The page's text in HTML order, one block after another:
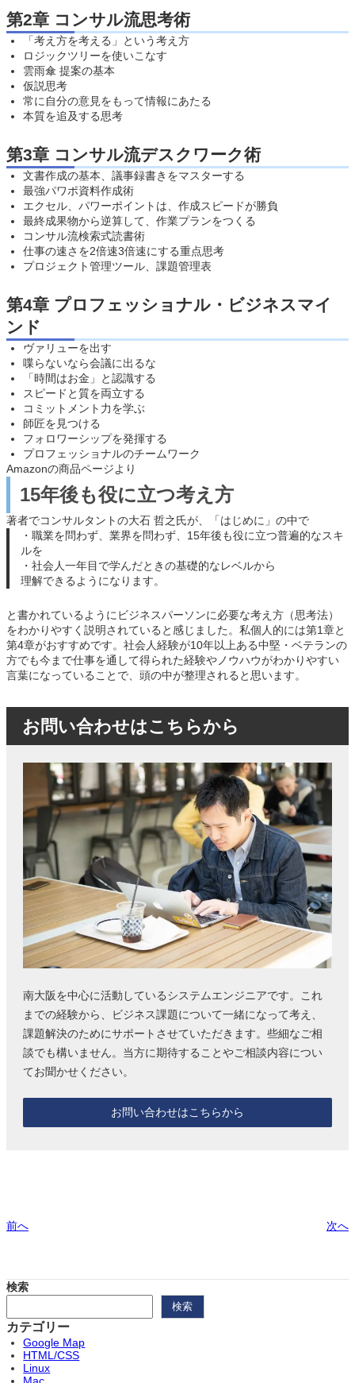
第2章 コンサル流思考術
「考え方を考える」という考え方
ロジックツリーを使いこなす
雲雨傘 提案の基本
仮説思考
常に自分の意見をもって情報にあたる
本質を追及する思考
第3章 コンサル流デスクワーク術
文書作成の基本、議事録書きをマスターする
最強パワポ資料作成術
エクセル、パワーポイントは、作成スピードが勝負
最終成果物から逆算して、作業プランをつくる
コンサル流検索式読書術
仕事の速さを2倍速3倍速にする重点思考
プロジェクト管理ツール、課題管理表
第4章 プロフェッショナル・ビジネスマイ
ンド
ヴァリューを出す
喋らないなら会議に出るな
「時間はお金」と認識する
スピードと質を両立する
コミットメント力を学ぶ
師匠を見つける
フォロワーシップを発揮する
プロフェッショナルのチームワーク
Amazonの商品ページより
15年後も役に立つ考え方
著者でコンサルタントの大石 哲之氏が、「はじめに」の中で
・職業を問わず、業界を問わず、15年後も役に立つ普遍的なスキ
ルを
・社会人一年目で学んだときの基礎的なレベルから
理解できるようになります。
と書かれているようにビジネスパーソンに必要な考え方（思考法）
をわかりやすく説明されていると感じました。私個人的には第1章と
第4章がおすすめです。社会人経験が10年以上ある中堅・ベテランの
方でも今まで仕事を通して得られた経験やノウハウがわかりやすい
言葉になっていることで、頭の中が整理されると思います。
お問い合わせはこちらから
南大阪を中心に活動しているシステムエンジニアです。これ
までの経験から、ビジネス課題について一緒になって考え、
課題解決のためにサポートさせていただきます。些細なご相
談でも構いません。当方に期待することやご相談内容につい
てお聞かせください。
お問い合わせはこちらから
前へ 次へ
検索
検索
カテゴリー
Google Map
HTML/CSS
Linux